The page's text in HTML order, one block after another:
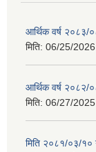
आर्थिक वर्ष २०८३/
मिति: 06/25/
आर्थिक वर्ष २०८२/
मिति: 06/27/
मिति २०८१/०३/१०